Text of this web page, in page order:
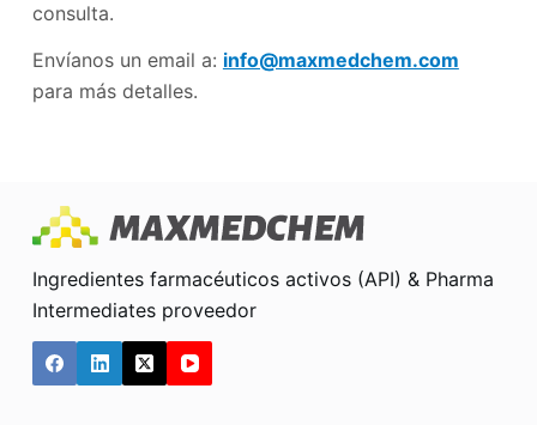
consulta.
Envíanos un email a: info@maxmedchem.com
para más detalles.
Ingredientes farmacéuticos activos (API) & Pharma
Intermediates proveedor